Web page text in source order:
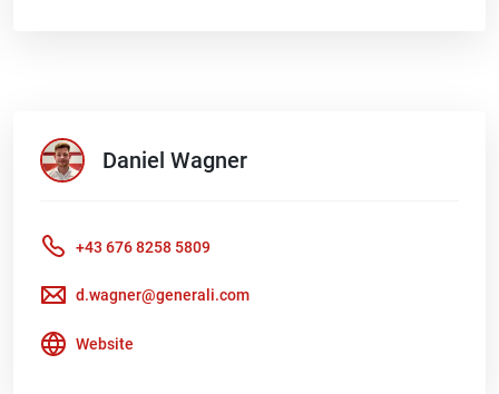
Daniel Wagner
+43 676 8258 5809
d.wagner@generali.com
Website